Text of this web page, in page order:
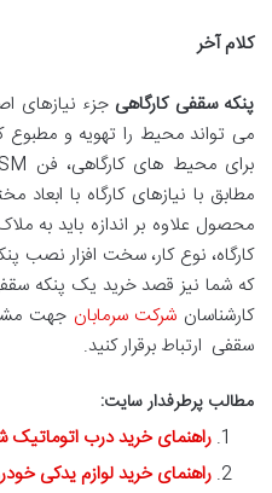
کلام آخر
پنکه سقفی کارگاهی جزء نیازهای
می تواند محیط را تهویه و
مطابق با نیازهای کارگاه با
محصول علاوه بر اندازه باید به
کارگاه، نوع کار، سخت افزار نصب
که شما نیز قصد خرید یک پنکه
کارشناسان شرکت سرمابان جهت
سقفی ارتباط برقرار کنید.
مطالب پرطرفدار سایت:
راهنمای خرید درب
راهنمای خرید لوازم یدکی